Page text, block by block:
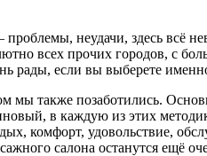
неудачи, здесь всё
всех прочих городов, с
рады, если вы выберете
мы также позаботились.
в каждую из этих
комфорт, удовольствие,
салона останутся ещё